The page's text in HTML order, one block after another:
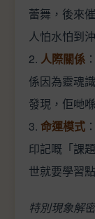
蕾舞，後來
人怕水怕到
2. 人際關係
係因為靈魂
發現，佢哋
3. 命運模式
印記嘅「課
世就要學習
特別現象解密